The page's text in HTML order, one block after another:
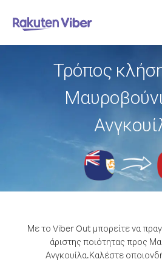
Τρόπος
Με το Viber Out μπορείτε να
άριστης ποιότητας προς
Ανγκουίλα.Καλέστε